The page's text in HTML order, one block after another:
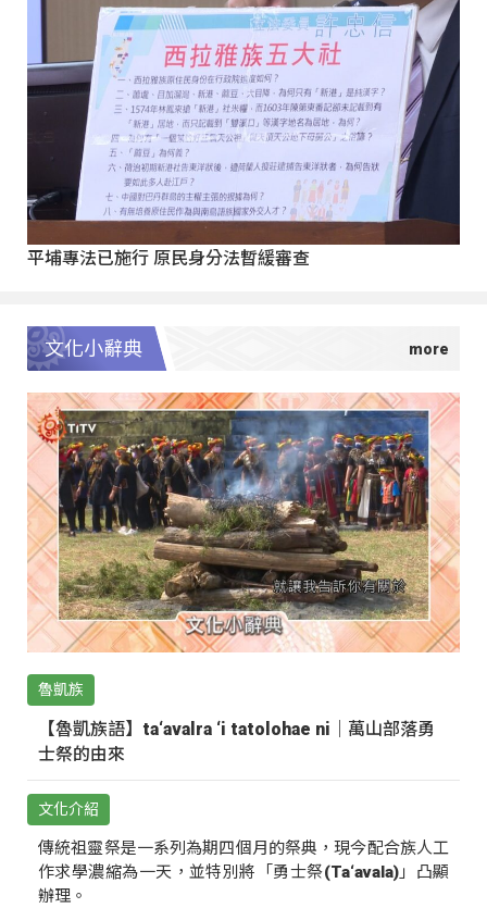
平埔專法已施行 原民身分法暫緩審查
文化小辭典
魯凱族
【魯凱族語】ta‘avalra ‘i tatolohae ni｜萬山部落勇
士祭的由來
文化介紹
傳統祖靈祭是一系列為期四個月的祭典，現今配合族人工
作求學濃縮為一天，並特別將「勇士祭(Ta‘avala)」凸顯
辦理。